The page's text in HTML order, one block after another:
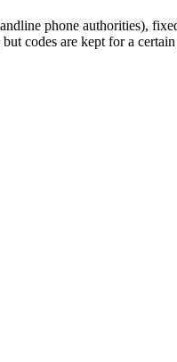
phone authorities),
codes are kept for a